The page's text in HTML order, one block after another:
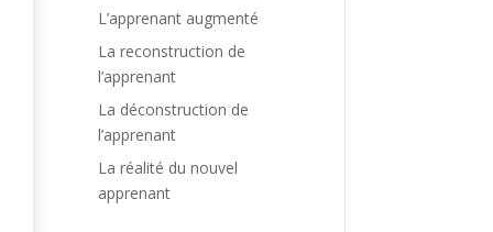
L’apprenant augmenté
La reconstruction de
l’apprenant
La déconstruction de
l’apprenant
La réalité du nouvel
apprenant